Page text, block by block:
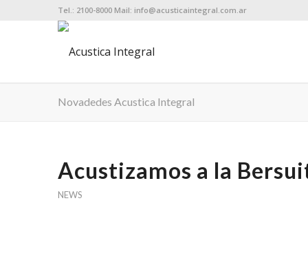
Tel.: 2100-8000 Mail: info@acusticaintegral.com.ar
Novadedes Acustica Integral
Acustizamos a la
NEWS